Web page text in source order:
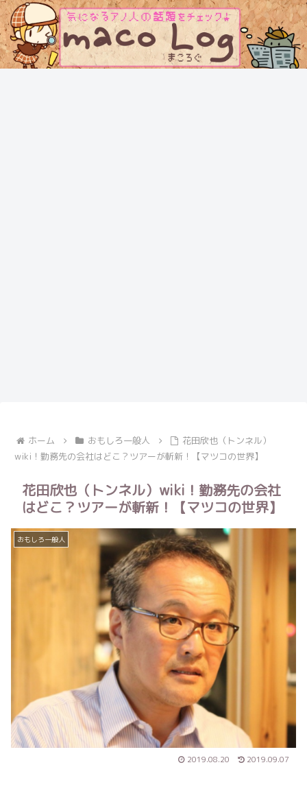
ホーム おもしろ一般人
花田欣也（トンネル）
wiki！勤務先の会社はどこ？ツアーが斬新！【マツコの世界】
花田欣也（トンネル）wiki！勤務先の会社
はどこ？ツアーが斬新！【マツコの世界】
おもしろ一般人
2019.08.20 2019.09.07